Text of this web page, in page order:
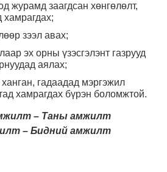
журамд заагдсан хөнгөлөлт,
хамрагдах;
зээл авах;
эх орны үзэсгэлэнт газрууд
аялах;
гадаадад мэргэжил
хамрагдах бүрэн боломжтой.
– Таны амжилт
– Бидний амжилт